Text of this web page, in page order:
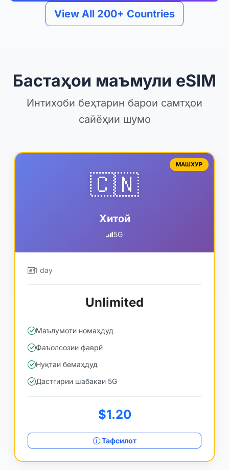
View All 200+ Countries
Бастаҳои маъмули eSIM
Интихоби беҳтарин барои самтҳои
сайёҳии шумо
МАШХУР
🇨🇳
Хитой
5G
1 day
Unlimited
Маълумоти номаҳдуд
Фаъолсозии фаврӣ
Нуқтаи бемаҳдуд
Дастгирии шабакаи 5G
$1.20
Тафсилот